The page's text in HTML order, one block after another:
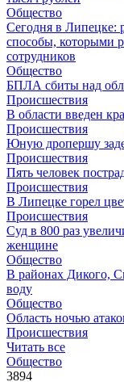
Общество
Сегодня в Липецке:
способы, которыми
сотрудников
Общество
БПЛА сбиты над
Происшествия
В области введен
Происшествия
Юную дропершу
Происшествия
Пять человек
Происшествия
В Липецке горел
Происшествия
Суд в 800 раз
женщине
Общество
В районах Дикого,
воду
Общество
Область ночью
Происшествия
Читать все
Общество
3894